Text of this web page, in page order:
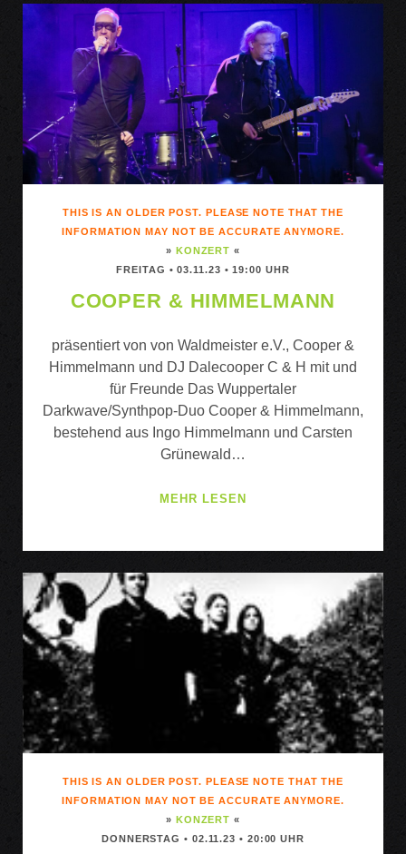
THIS IS AN OLDER POST. PLEASE NOTE THAT THE
INFORMATION MAY NOT BE ACCURATE ANYMORE.
» KONZERT «
FREITAG • 03.11.23 • 19:00 UHR
COOPER & HIMMELMANN
präsentiert von von Waldmeister e.V., Cooper &
Himmelmann und DJ Dalecooper C & H mit und
für Freunde Das Wuppertaler
Darkwave/Synthpop-Duo Cooper & Himmelmann,
bestehend aus Ingo Himmelmann und Carsten
Grünewald…
MEHR LESEN
THIS IS AN OLDER POST. PLEASE NOTE THAT THE
INFORMATION MAY NOT BE ACCURATE ANYMORE.
» KONZERT «
DONNERSTAG • 02.11.23 • 20:00 UHR